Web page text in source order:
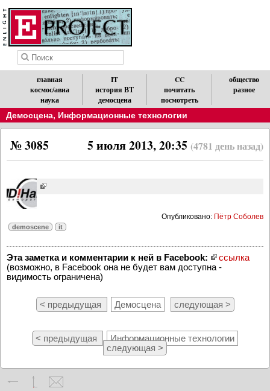
главная
космос/авиа
наука
IT
история ВТ
демосцена
CC
почитать
посмотреть
общество
разное
Демосцена, Информационные технологии
5 июля 2013, 20:35 (4781 день назад)
№ 3085
Опубликовано: Пётр Соболев
demoscene it
Эта заметка и комментарии к ней в Facebook:
ссылка
(возможно, в Facebook она не будет вам доступна -
видимость ограничена)
< предыдущая Демосцена следующая >
< предыдущая
Информационные технологии
следующая >